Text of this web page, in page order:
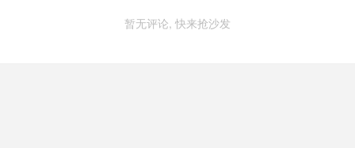
暂无评论, 快来抢沙发